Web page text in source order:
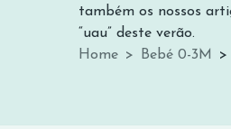
também os nossos
“uau” deste verão.
Home
Bebé 0-3M